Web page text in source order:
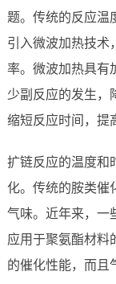
题。传统的反应温
引入微波加热技术
率。微波加热具有
少副反应的发生，
缩短反应时间，提
扩链反应的温度和
化。传统的胺类催
气味。近年来，一
应用于聚氨酯材料
的催化性能，而且